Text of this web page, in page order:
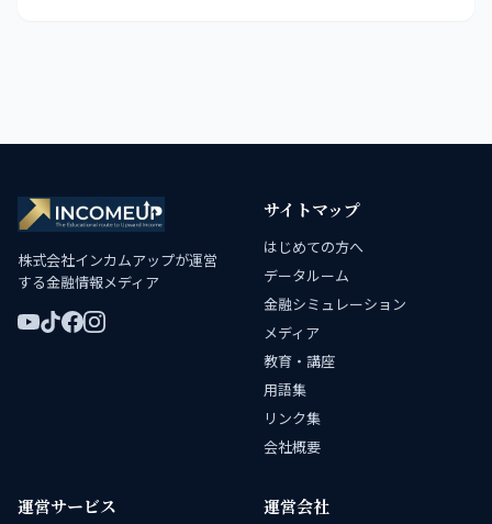
株式会社インカムアップが運営
する金融情報メディア
サイトマップ
はじめての方へ
データルーム
金融シミュレーション
メディア
教育・講座
用語集
リンク集
会社概要
運営サービス
運営会社